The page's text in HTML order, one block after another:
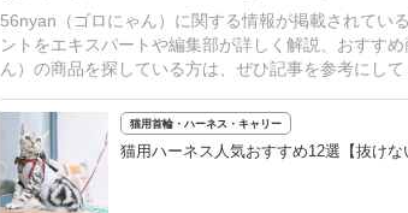
56nyan（ゴロにゃん）に関する情報が掲載されてい
ントをエキスパートや編集部が詳しく解説、おすす
ん）の商品を探している方は、ぜひ記事を参考にして
猫用首輪・ハーネス・キャリー
猫用ハーネス人気おすすめ12選【抜け